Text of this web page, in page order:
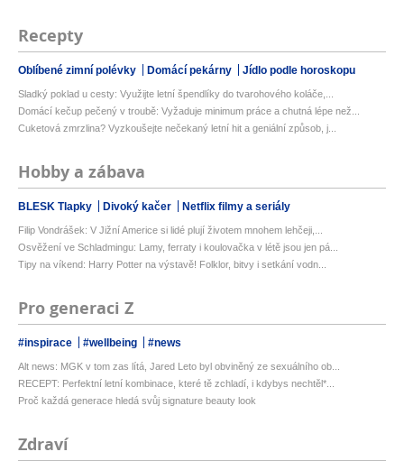
Recepty
Oblíbené zimní polévky Domácí pekárny Jídlo podle horoskopu
Sladký poklad u cesty: Využijte letní špendlíky do tvarohového koláče,...
Domácí kečup pečený v troubě: Vyžaduje minimum práce a chutná lépe než...
Cuketová zmrzlina? Vyzkoušejte nečekaný letní hit a geniální způsob, j...
Hobby a zábava
BLESK Tlapky Divoký kačer Netflix filmy a seriály
Filip Vondrášek: V Jižní Americe si lidé plují životem mnohem lehčeji,...
Osvěžení ve Schladmingu: Lamy, ferraty i koulovačka v létě jsou jen pá...
Tipy na víkend: Harry Potter na výstavě! Folklor, bitvy i setkání vodn...
Pro generaci Z
#inspirace #wellbeing #news
Alt news: MGK v tom zas lítá, Jared Leto byl obviněný ze sexuálního ob...
RECEPT: Perfektní letní kombinace, které tě zchladí, i kdybys nechtěl*...
Proč každá generace hledá svůj signature beauty look
Zdraví